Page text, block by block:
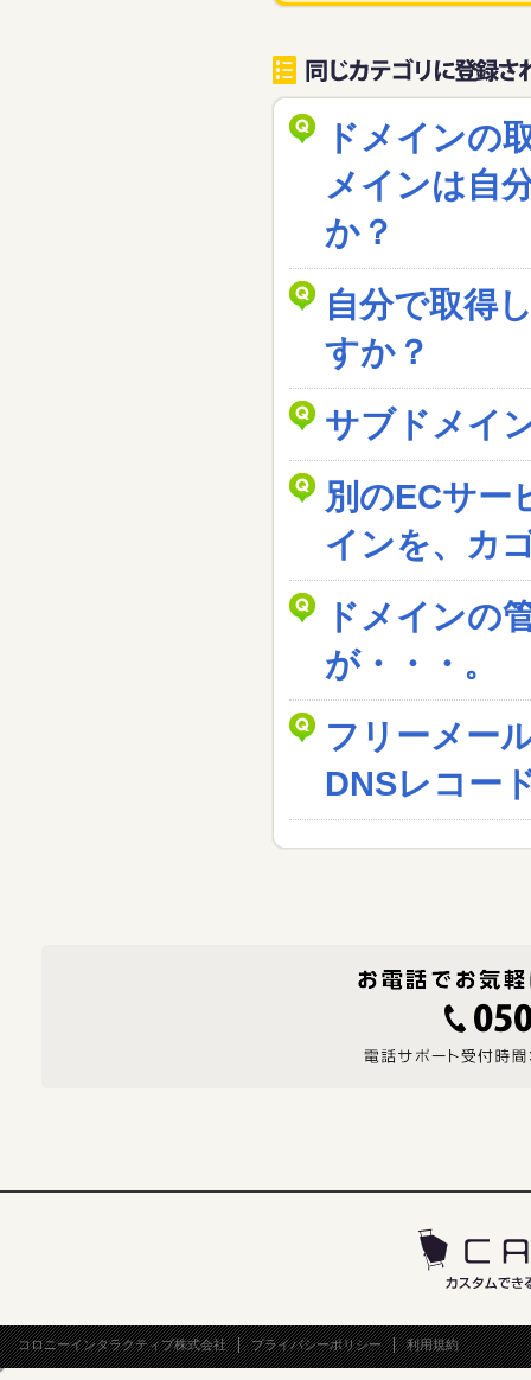
ドメインの
メインは自
か？
自分で取得
すか？
サブドメイ
別のECサー
インを、カ
ドメインの
が・・・。
フリーメー
DNSレコー
コロニーインタラクティブ株式会社 プライバシーポリシー 利用規約